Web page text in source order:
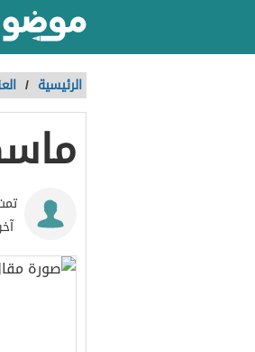
الرئيسية /